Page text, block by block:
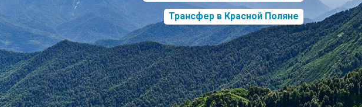
Трансфер в Красной Поляне